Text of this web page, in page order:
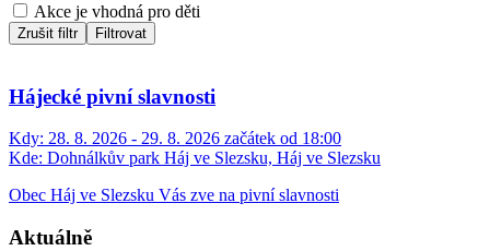
Akce je vhodná pro děti
Zrušit filtr Filtrovat
Hájecké pivní slavnosti
Kdy: 28. 8. 2026 - 29. 8. 2026 začátek od 18:00
Kde: Dohnálkův park Háj ve Slezsku, Háj ve Slezsku
Obec Háj ve Slezsku Vás zve na pivní slavnosti
Aktuálně